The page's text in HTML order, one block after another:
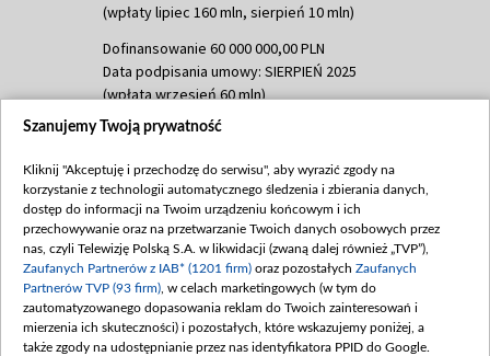
(wpłaty lipiec 160 mln, sierpień 10 mln)
Dofinansowanie 60 000 000,00 PLN
Data podpisania umowy: SIERPIEŃ 2025
(wpłata wrzesień 60 mln)
Dofinansowanie 635 783 051,21 PLN
(wpłata wrzesień 100 mln, październik 350
mln, listopad 265 mln)
Dofinansowanie 48 862 000,00 PLN
Data podpisania umowy: GRUDZIEŃ 2025
(wpłata grudzień 60,548 mln)
Dofinansowanie 900 000 000,00 PLN
Data podpisania umowy: LUTY 2026 (wpłata
Szanujemy Twoją prywatność
Kliknij "Akceptuję i przechodzę do serwisu", aby wyrazić zgody na
korzystanie z technologii automatycznego śledzenia i zbierania danych,
dostęp do informacji na Twoim urządzeniu końcowym i ich
przechowywanie oraz na przetwarzanie Twoich danych osobowych przez
nas, czyli Telewizję Polską S.A. w likwidacji (zwaną dalej również „TVP”),
Zaufanych Partnerów z IAB* (1201 firm) oraz pozostałych Zaufanych
Partnerów TVP (93 firm) , w celach marketingowych (w tym do
zautomatyzowanego dopasowania reklam do Twoich zainteresowań i
mierzenia ich skuteczności) i pozostałych, które wskazujemy poniżej, a
także zgody na udostępnianie przez nas identyfikatora PPID do Google.